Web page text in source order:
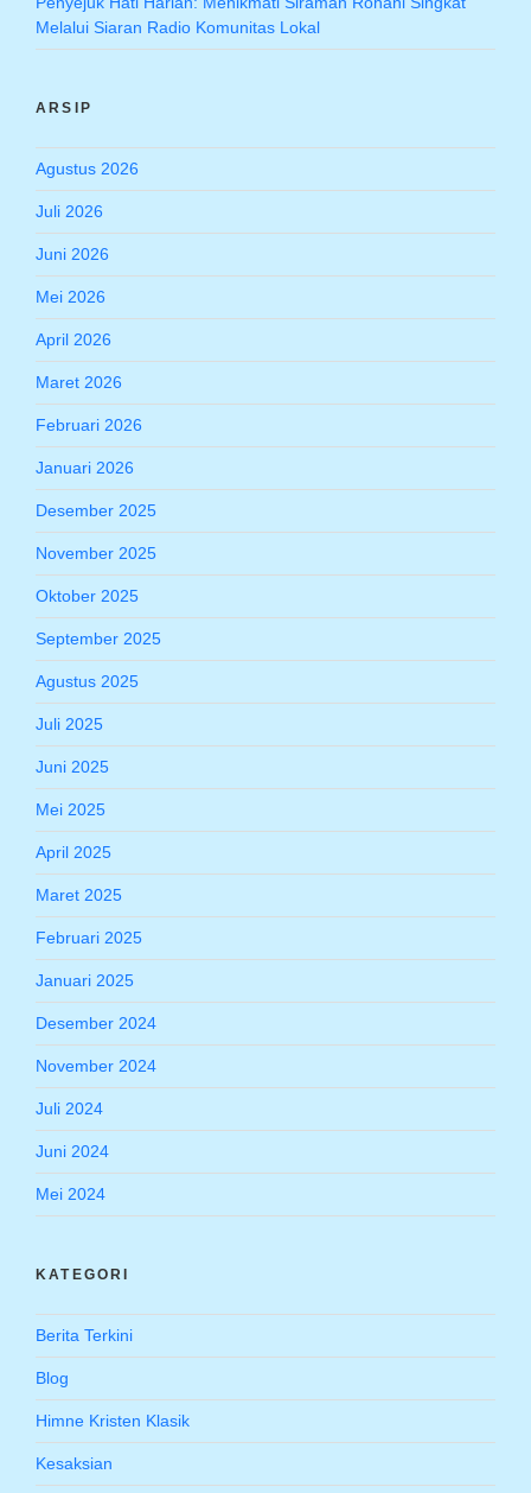
Melalui Siaran Radio Komunitas Lokal
ARSIP
Agustus 2026
Juli 2026
Juni 2026
Mei 2026
April 2026
Maret 2026
Februari 2026
Januari 2026
Desember 2025
November 2025
Oktober 2025
September 2025
Agustus 2025
Juli 2025
Juni 2025
Mei 2025
April 2025
Maret 2025
Februari 2025
Januari 2025
Desember 2024
November 2024
Juli 2024
Juni 2024
Mei 2024
KATEGORI
Berita Terkini
Blog
Himne Kristen Klasik
Kesaksian